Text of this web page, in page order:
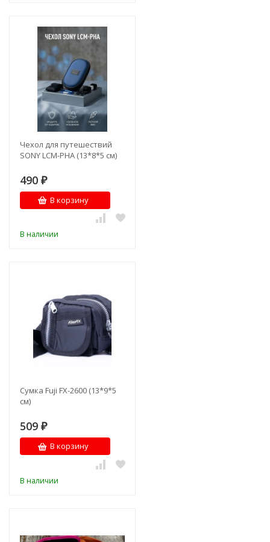
Чехол для путешествий
SONY LCM-PHA (13*8*5 см)
490 ₽
В корзину
В наличии
Сумка Fuji FX-2600 (13*9*5
см)
509 ₽
В корзину
В наличии